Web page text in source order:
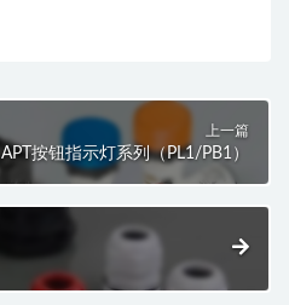
上一篇
APT按钮指示灯系列（PL1/PB1）